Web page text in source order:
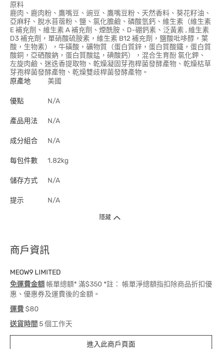
原料
鹿肉、鹿肉粉、鷹嘴豆、豌豆、鷹嘴豆粉、天然香料、葵花籽油、
亞麻籽、脫水苜蓿粉、鹽、氯化膽鹼、磷酸氫鈣、維生素（維生素
E 補充劑、維生素 A 補充劑、煙酰胺、D-硼鈣素、泛黃素 , 維生素
D3 補充劑，單硝酸硫胺素，維生素 B12 補充劑，鹽酸吡哆醇，葉
酸，生物素），牛磺酸，礦物質（蛋白質鋅，蛋白質酸鐵，蛋白質
酸銅，亞硒酸鈉，蛋白質酸錳，碘酸鈣），混合生育酚 氯化鉀、
左旋肉鹼、迷迭香提取物、乾燥凝固芽孢桿菌發酵產物、乾燥枯草
芽孢桿菌發酵產物、乾燥雙歧桿菌發酵產物。
原產地
美國
優點 N/A
產品用法 N/A
成分組合 N/A
每包件數 1.82kg
儲存方式 N/A
提示 N/A
隱藏
商戶資訊
MEOW9 LIMITED
免運費金額 帳單總額* 滿$350 *註： 帳單淨總額指扣除商品折扣優
惠、優惠券及運費後的金額。
運費$80
送貨時間 5 個工作天
進入此商戶頁面